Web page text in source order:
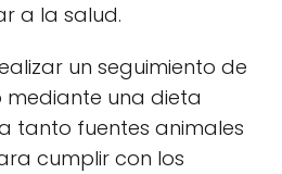
a la salud.
un seguimiento de
mediante una dieta
tanto fuentes animales
cumplir con los